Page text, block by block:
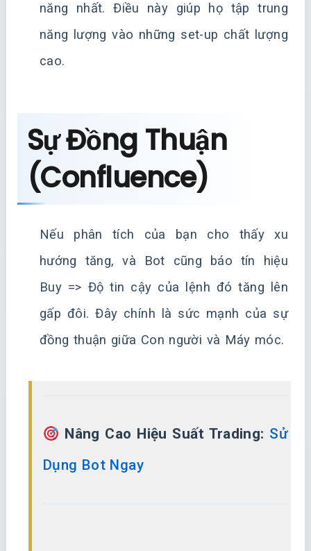
năng nhất. Điều này giúp họ tập trung
năng lượng vào những set-up chất lượng
cao.
Sự Đồng Thuận
(Confluence)
Nếu phân tích của bạn cho thấy xu
hướng tăng, và Bot cũng báo tín hiệu
Buy => Độ tin cậy của lệnh đó tăng lên
gấp đôi. Đây chính là sức mạnh của sự
đồng thuận giữa Con người và Máy móc.
Nâng Cao Hiệu Suất Trading: Sử
Dụng Bot Ngay